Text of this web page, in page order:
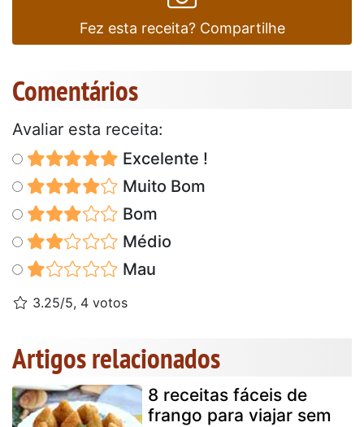
Fez esta receita? Compartilhe
Comentários
Avaliar esta receita:
Excelente !
Muito Bom
Bom
Médio
Mau
3.25/5, 4 votos
Artigos relacionados
8 receitas fáceis de
frango para viajar sem